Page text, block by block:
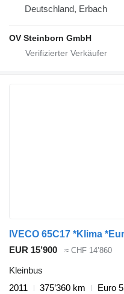
Deutschland, Erbach
OV Steinborn GmbH
EUR 15’900 ≈ CHF 14’860
Kleinbus
2011
375’360 km
Euro 5